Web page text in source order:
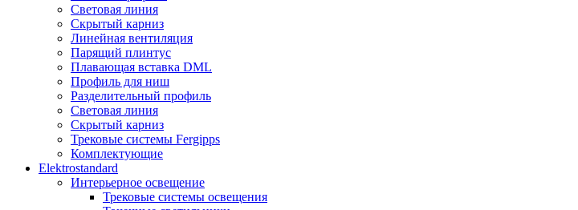
Световая линия
Скрытый карниз
Линейная вентиляция
Парящий плинтус
Плавающая вставка DML
Профиль для ниш
Разделительный профиль
Световая линия
Скрытый карниз
Трековые системы Fergipps
Комплектующие
Elektrostandard
Интерьерное освещение
Трековые системы освещения